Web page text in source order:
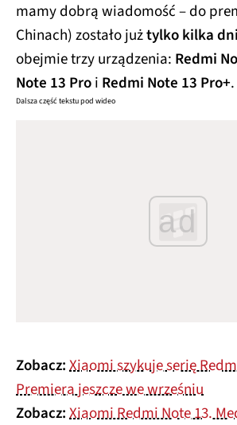
mamy dobrą wiadomość – do
Chinach) zostało jużtylko kilka dni
obejmie trzy urządzenia: Redmi
Note 13 Proi Redmi Note 13 Pro+.
Dalsza część tekstu pod wideo
ad
Zobacz:Xiaomi szykuje serię
Premiera jeszcze we wrześniu
Zobacz:Xiaomi Redmi Note 13.